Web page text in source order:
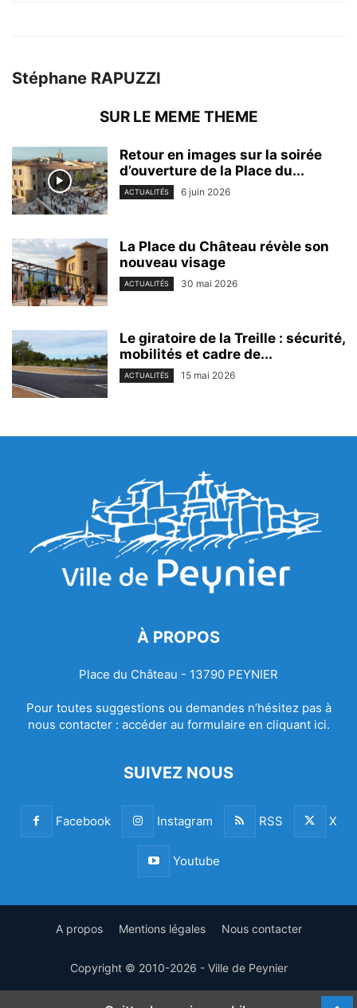
Stéphane RAPUZZI
SUR LE MEME THEME
Retour en images sur la soirée
d’ouverture de la Place du...
ACTUALITÉS 6 juin 2026
La Place du Château révèle son
nouveau visage
ACTUALITÉS 30 mai 2026
Le giratoire de la Treille : sécurité,
mobilités et cadre de...
ACTUALITÉS 15 mai 2026
À PROPOS
Place du Château - 13790 PEYNIER
Pour toutes suggestions ou demandes n’hésitez pas à
nous contacter : accéder au formulaire en cliquant ici.
SUIVEZ NOUS
Facebook Instagram RSS X
Youtube
A propos Mentions légales Nous contacter
Copyright © 2010-2026 - Ville de Peynier